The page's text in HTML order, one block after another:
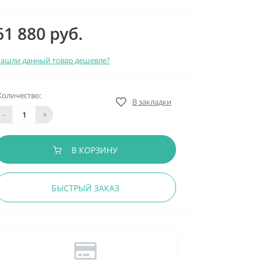
880 руб.
данный товар дешевле?
-
+
В закладки
В КОРЗИНУ
БЫСТРЫЙ ЗАКАЗ